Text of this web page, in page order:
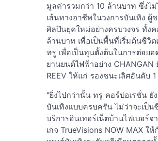
มูลค่ารวมกว่า 10 ล้านบาท ซึ่งไ
เส้นทางอาชีพในวงการบันเทิง
ศิลปินยุคใหม่อย่างครบวงจร ทั้ง
ล้านบาท เพื่อเป็นพื้นที่เริ่มต้นชีวิ
ทรู เพื่อเป็นทุนตั้งต้นในการต่อย
ยานยนต์ไฟฟ้าอย่าง
REEV ให้แก่ รองชนะเลิศอันดับ
"ยิ่งไปกว่านั้น ทรู คอร์ปอเรชั่น
บันเทิงแบบครบครัน ไม่ว่าจะเป็
บริการอินเทอร์เน็ตบ้านไฟเบอร์
เกจ TrueVisions NOW MAX ใ